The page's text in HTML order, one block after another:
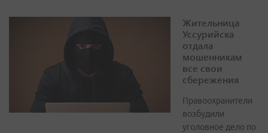
Жительница
Уссурийска
отдала
мошенникам
все свои
сбережения
Правоохранители
возбудили
уголовное дело по